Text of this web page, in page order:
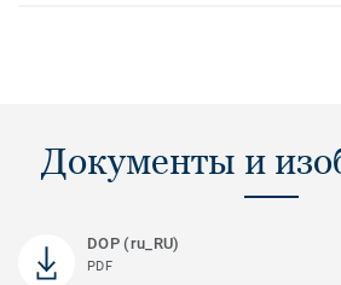
Документы и
DOP (ru_RU)
PDF